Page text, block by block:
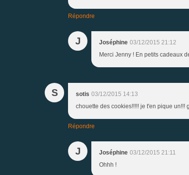
Répondre
J Joséphine 03/12/2015 21:12
Merci Jenny ! En petits cadeaux
S sotis 03/12/2015 14:13
chouette des cookies!!!!! je t'en pique un!!!
Répondre
J Joséphine 03/12/2015 21:11
Ohhh !